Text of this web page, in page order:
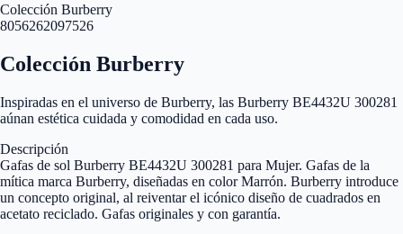
Colección Burberry
8056262097526
Colección Burberry
Inspiradas en el universo de Burberry, las Burberry BE4432U 300281
aúnan estética cuidada y comodidad en cada uso.
Descripción
Gafas de sol Burberry BE4432U 300281 para Mujer. Gafas de la
mítica marca Burberry, diseñadas en color Marrón. Burberry introduce
un concepto original, al reiventar el icónico diseño de cuadrados en
acetato reciclado. Gafas originales y con garantía.